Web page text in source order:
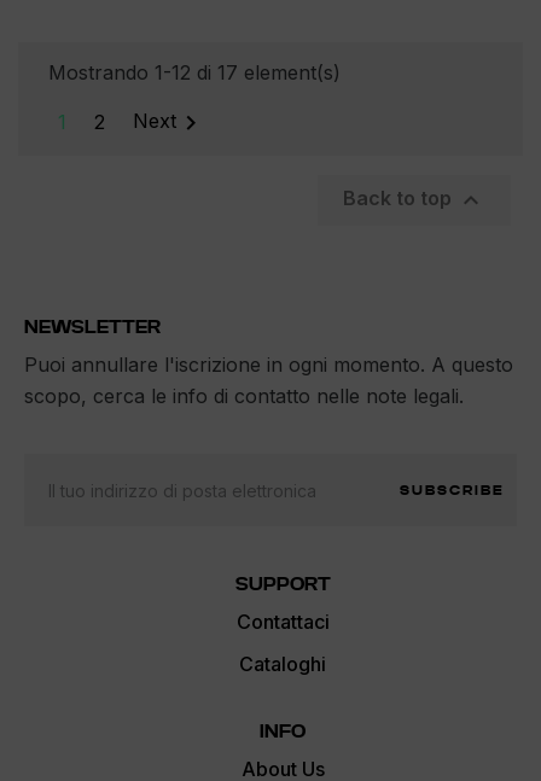
Mostrando 1-12 di 17 element(s)
1 2 Next 
Back to top 
NEWSLETTER
Puoi annullare l'iscrizione in ogni momento. A questo
scopo, cerca le info di contatto nelle note legali.
SUBSCRIBE
SUPPORT
Contattaci
Cataloghi
INFO
About Us